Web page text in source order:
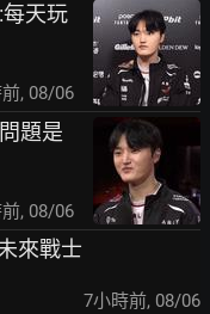
天玩
, 08/06
題是
, 08/06
來戰士
7小時前, 08/06